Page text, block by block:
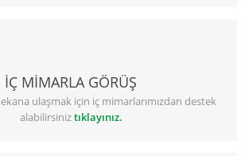
İÇ MİMARLA GÖRÜŞ
ulaşmak için iç mimarlarımızdan destek
alabilirsiniztıklayınız.